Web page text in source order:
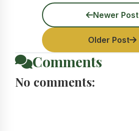
Newer Post
Older Post
Comments
No comments: